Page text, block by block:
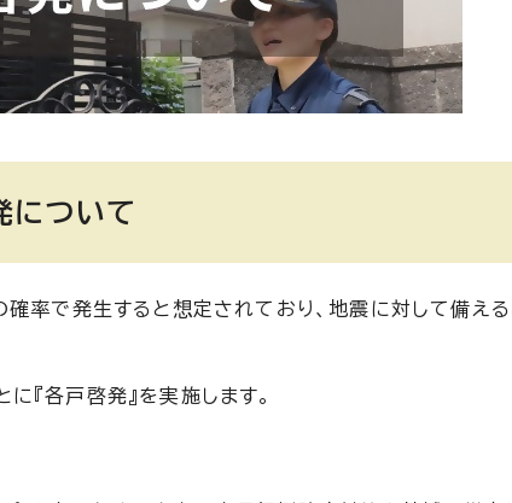
について
で発生すると想定されており、地震に対して備える
『各戸啓発』を実施します。